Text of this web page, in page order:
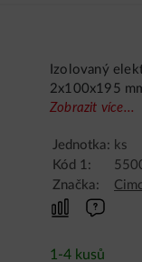
Izolovaný
2x100x195
Zobrazit více...
Jednotka: ks
Kód 1:
Značka:
1-4 kusů